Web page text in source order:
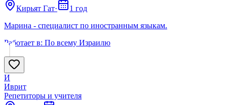
Кирьят Гат·
1 год
Марина - специалист по иностранным языкам.
Работает в: По всему Израилю
И
Иврит
Репетиторы и учителя